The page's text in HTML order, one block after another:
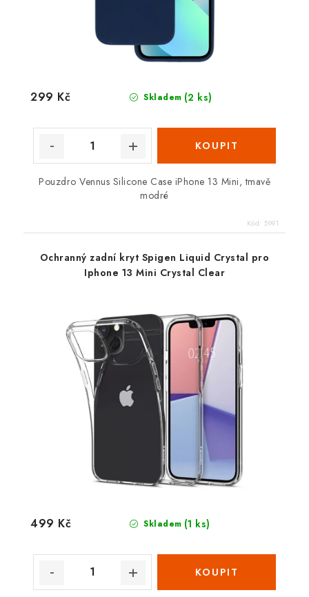
Skladem (2 ks)
299 Kč
Pouzdro Vennus Silicone Case iPhone 13 Mini, tmavě
modré
Kód: 5991
Ochranný zadní kryt Spigen Liquid Crystal pro
Iphone 13 Mini Crystal Clear
Skladem (1 ks)
499 Kč